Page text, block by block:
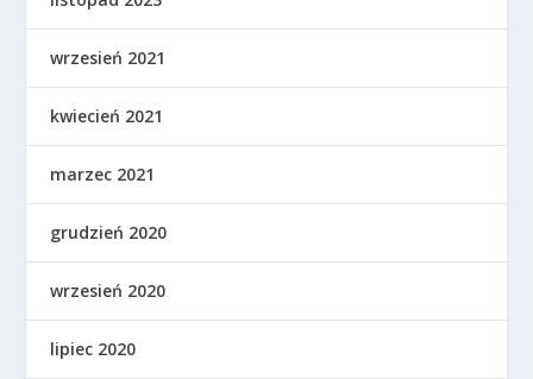
wrzesień 2021
kwiecień 2021
marzec 2021
grudzień 2020
wrzesień 2020
lipiec 2020